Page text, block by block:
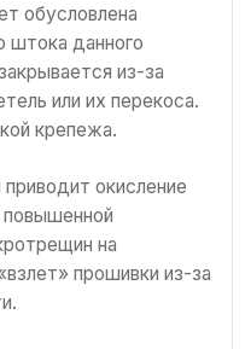
обусловлена
штока данного
из-за
или их перекоса.
крепежа.
окисление
повышенной
на
прошивки из-за